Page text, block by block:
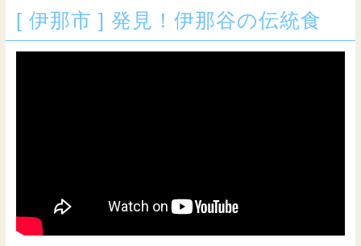
[ 伊那市 ] 発見！伊那谷の伝統食